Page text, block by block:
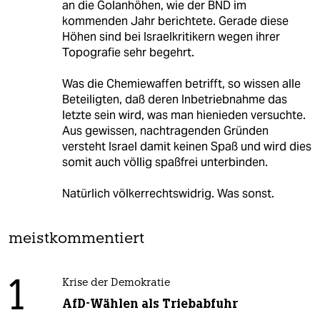
an die Golanhöhen, wie der BND im
kommenden Jahr berichtete. Gerade diese
Höhen sind bei Israelkritikern wegen ihrer
Topografie sehr begehrt.
Was die Chemiewaffen betrifft, so wissen alle
Beteiligten, daß deren Inbetriebnahme das
letzte sein wird, was man hienieden versuchte.
Aus gewissen, nachtragenden Gründen
versteht Israel damit keinen Spaß und wird dies
somit auch völlig spaßfrei unterbinden.
Natürlich völkerrechtswidrig. Was sonst.
meistkommentiert
1 Krise der Demokratie
AfD-Wählen als Triebabfuhr